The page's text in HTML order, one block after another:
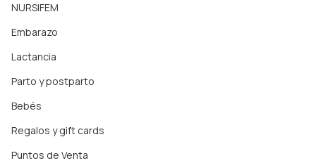
NURSIFEM
Embarazo
Lactancia
Parto y postparto
Bebés
Regalos y gift cards
Puntos de Venta